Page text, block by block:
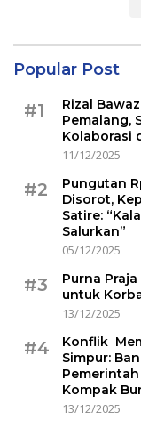
Popular Post
#1
Rizal
Pemalang,
Kolaborasi
11/12/2025
#2
Pungutan
Disorot,
Satire:
Salurkan”
05/12/2025
#3
Purna
untuk
13/12/2025
#4
Konflik
Simpur:
Kompak
13/12/2025